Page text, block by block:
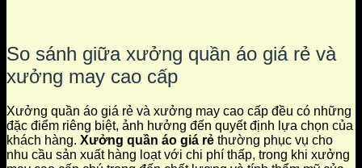
So sánh giữa xưởng quần áo giá rẻ và
xưởng may cao cấp
Xưởng quần áo giá rẻ và xưởng may cao cấp đều có những
đặc điểm riêng biệt, ảnh hưởng đến quyết định lựa chọn của
khách hàng. Xưởng quần áo giá rẻ thường phục vụ cho
nhu cầu sản xuất hàng loạt với chi phí thấp, trong khi xưởng